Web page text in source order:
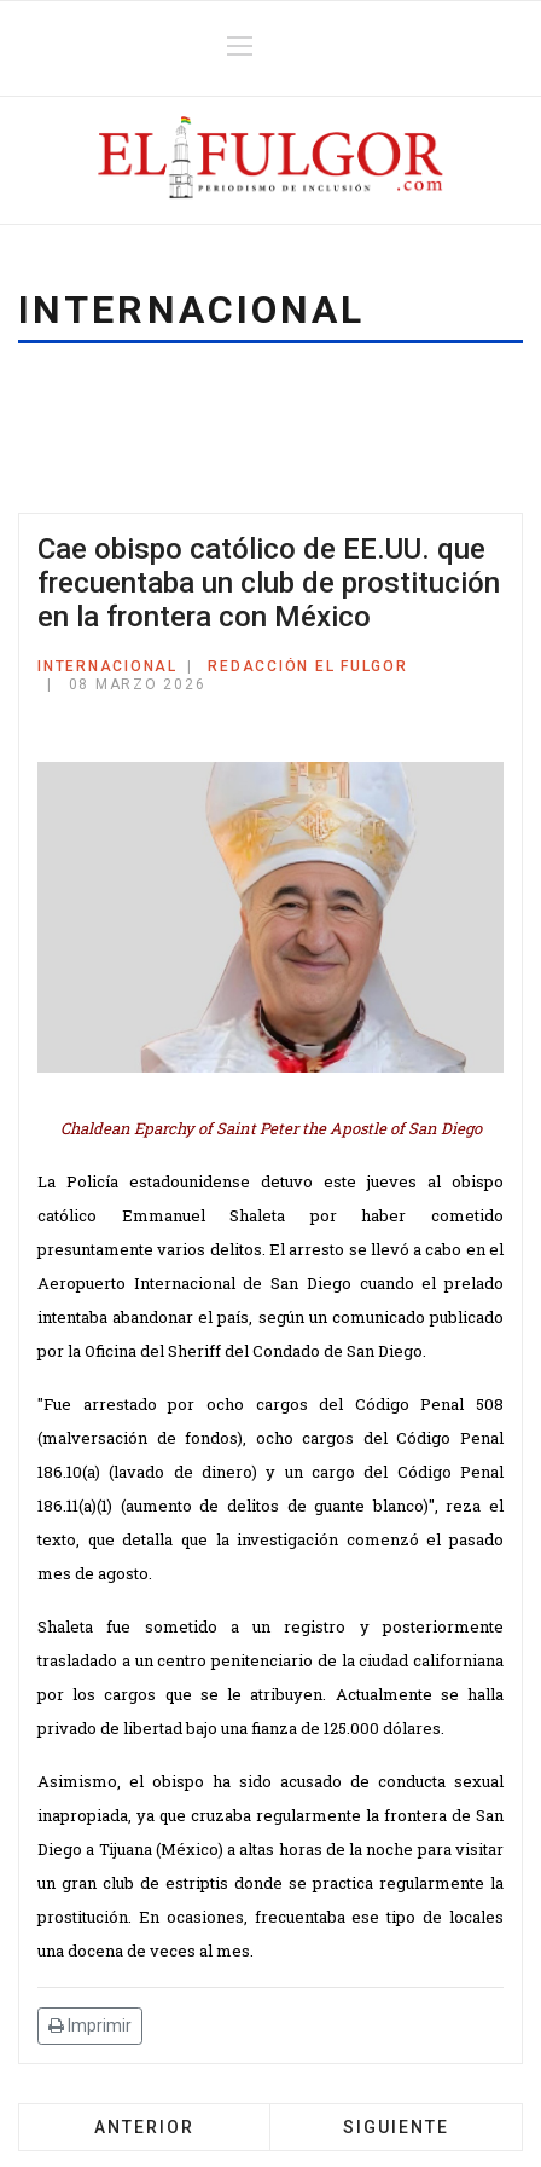
INTERNACIONAL
Cae obispo católico de EE.UU. que
frecuentaba un club de prostitución
en la frontera con México
INTERNACIONAL
REDACCIÓN EL FULGOR
08 MARZO 2026
Chaldean Eparchy of Saint Peter the Apostle of San Diego
La Policía estadounidense detuvo este jueves al obispo
católico Emmanuel Shaleta por haber cometido
presuntamente varios delitos. El arresto se llevó a cabo en el
Aeropuerto Internacional de San Diego cuando el prelado
intentaba abandonar el país, según un comunicado publicado
por la Oficina del Sheriff del Condado de San Diego.
"Fue arrestado por ocho cargos del Código Penal 508
(malversación de fondos), ocho cargos del Código Penal
186.10(a) (lavado de dinero) y un cargo del Código Penal
186.11(a)(1) (aumento de delitos de guante blanco)", reza el
texto, que detalla que la investigación comenzó el pasado
mes de agosto.
Shaleta fue sometido a un registro y posteriormente
trasladado a un centro penitenciario de la ciudad californiana
por los cargos que se le atribuyen. Actualmente se halla
privado de libertad bajo una fianza de 125.000 dólares.
Asimismo, el obispo ha sido acusado de conducta sexual
inapropiada, ya que cruzaba regularmente la frontera de San
Diego a Tijuana (México) a altas horas de la noche para visitar
un gran club de estriptis donde se practica regularmente la
prostitución. En ocasiones, frecuentaba ese tipo de locales
una docena de veces al mes.
Imprimir
ANTERIOR SIGUIENTE